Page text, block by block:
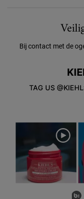
Bij contact met de
TAG US
Media Carousel
Carousel with product